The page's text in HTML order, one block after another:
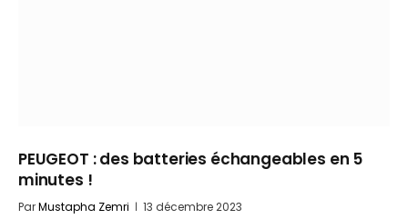
PEUGEOT : des batteries échangeables en 5
minutes !
ParMustapha Zemri 13 décembre 2023